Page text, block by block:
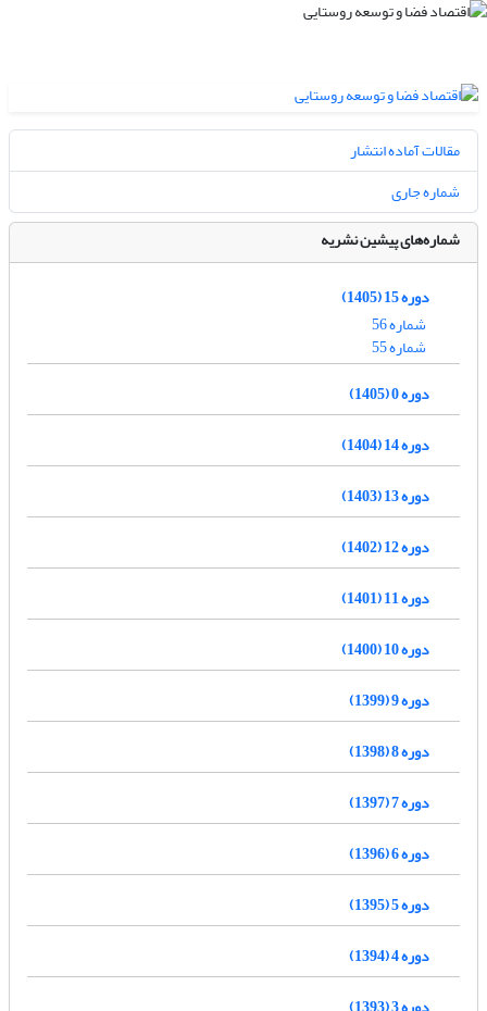
مقالات آماده انتشار
شماره جاری
شماره‌های پیشین نشریه
دوره 15 (1405)
شماره 56
شماره 55
دوره 0 (1405)
دوره 14 (1404)
دوره 13 (1403)
دوره 12 (1402)
دوره 11 (1401)
دوره 10 (1400)
دوره 9 (1399)
دوره 8 (1398)
دوره 7 (1397)
دوره 6 (1396)
دوره 5 (1395)
دوره 4 (1394)